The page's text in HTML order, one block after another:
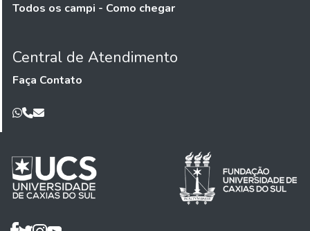
Todos os campi - Como chegar
Central de Atendimento
Faça Contato